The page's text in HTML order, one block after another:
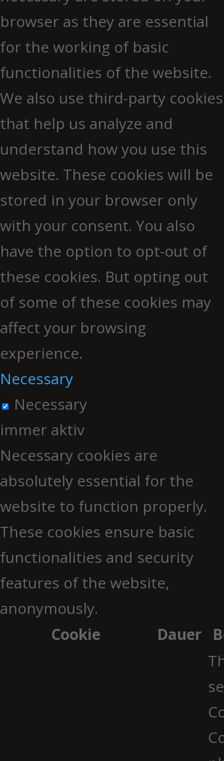
browser as they are essential
for the working of basic
functionalities of the website.
We also use third-party cookies
that help us analyze and
understand how you use this
website. These cookies will be
stored in your browser only
with your consent. You also
have the option to opt-out of
these cookies. But opting out
of some of these cookies may
affect your browsing
experience.
Necessary
Necessary
immer aktiv
Necessary cookies are
absolutely essential for the
website to function properly.
These cookies ensure basic
functionalities and security
features of the website,
anonymously.
Cookie
Dauer